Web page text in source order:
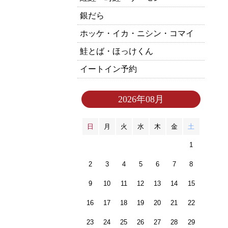
銀だら
ホッケ・イカ・ニシン・コマイ
鮭とば・ほっけくん
イートイン予約
2026年08月
日 月 火 水 木 金 土
1
2 3 4 5 6 7 8
9 10 11 12 13 14 15
16 17 18 19 20 21 22
23 24 25 26 27 28 29